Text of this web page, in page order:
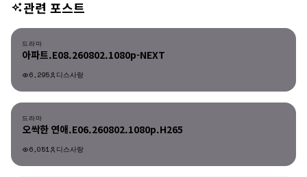
관련 포스트
드라마
드라마
아파트.E08.260802.1080p-NEXT
6,295 디스사랑
드라마
드라마
오싹한 연애.E06.260802.1080p.H265
6,051 디스사랑
드라마